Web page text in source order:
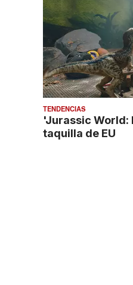
TENDENCIAS
'Jurassic World:
taquilla de EU